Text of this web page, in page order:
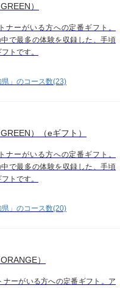
）
ナーがいる方への定番ギフト。
で最多の体験を収録した、手頃
トです。
県」のコース数(23)
）（eギフト）
ナーがいる方への定番ギフト。
で最多の体験を収録した、手頃
トです。
県」のコース数(20)
）
ナーがいる方への定番ギフト。ア